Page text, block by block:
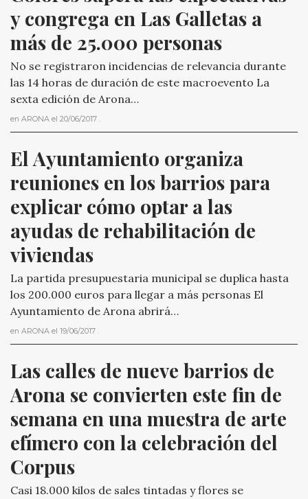
y congrega en Las Galletas a
más de 25.000 personas
No se registraron incidencias de relevancia durante
las 14 horas de duración de este macroevento La
sexta edición de Arona…
en ARONA el 20/06/2017 .
El Ayuntamiento organiza
reuniones en los barrios para
explicar cómo optar a las
ayudas de rehabilitación de
viviendas
La partida presupuestaria municipal se duplica hasta
los 200.000 euros para llegar a más personas El
Ayuntamiento de Arona abrirá…
en ARONA el 19/06/2017 .
Las calles de nueve barrios de
Arona se convierten este fin de
semana en una muestra de arte
efímero con la celebración del
Corpus
Casi 18.000 kilos de sales tintadas y flores se